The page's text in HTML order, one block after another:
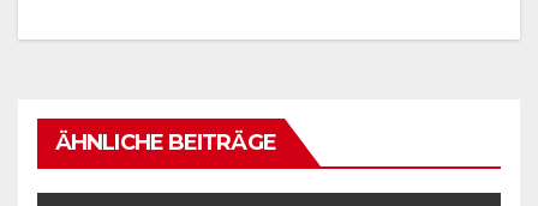
ÄHNLICHE BEITRÄGE